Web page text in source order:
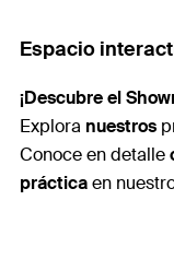
Espacio
¡Descubre el
Explora nuestros
Conoce en detalle
prácticaen